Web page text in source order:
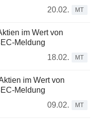
20.02.
MT
im Wert von
Meldung
18.02.
MT
im Wert von
Meldung
09.02.
MT